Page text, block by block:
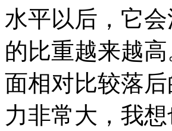
水平以后，它
的比重越来越
面相对比较落
力非常大，我